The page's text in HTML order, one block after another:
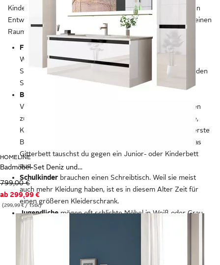
HOMELINE
Badmöbel-Set Deniz und Marcel New in 3 Größen Hochglanz Badmöbel
799,00 €
ab 299,99 €
(299,99 € / 1Stk)
Kinderzimmer. Mit diesen Tipps bist du für die verschiedenen
Entwicklungsstufen deines Kindes gewappnet und schaffst einen
Raum, in dem dein Kind auch zur Ruhe kommen kann:
Für Babys
brauchst du ein sicheres Babybett und einen
Wickeltisch, der dir die Pflege deines Babys erleichtert.
Sobald es krabbelt, ist es Zeit für Kindersicherungen an den
Steckdosen.
Bei Kleinkindern
Verarbeitung der Möbel achten. Ecken und Kanten sollten
zur Sicherheit abgerundet sein. Kindertische und -stühle,
Kindersofas und Sessel sowie Spielzeugkisten und das erste
Bücherregal schaffen eine kindgerechte Atmosphäre. Das
Gitterbett tauschst du gegen ein Junior- oder Kinderbett
aus.
Schulkinder brauchen einen Schreibtisch. Weil sie meist
auch mehr Kleidung haben, ist es in diesem Alter Zeit für
einen größeren Kleiderschrank.
Jugendliche mögen oft schlichte Möbel in Weiß oder Grau.
Für den ersten PC oder Laptop solltest du an die
Kind noch zusätzlichen Stauraum und auf der Kommode